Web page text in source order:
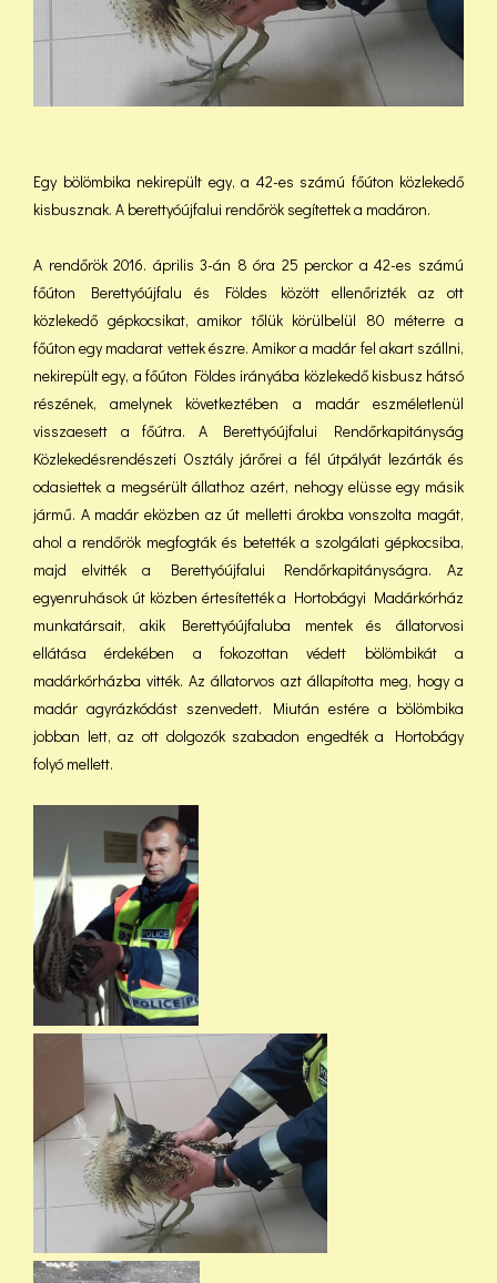
Egy bölömbika nekirepült egy, a 42-es számú főúton közlekedő
kisbusznak. A berettyóújfalui rendőrök segítettek a madáron.
A rendőrök 2016. április 3-án 8 óra 25 perckor a 42-es számú
főúton Berettyóújfalu és Földes között ellenőrizték az ott
közlekedő gépkocsikat, amikor tőlük körülbelül 80 méterre a
főúton egy madarat vettek észre. Amikor a madár fel akart szállni,
nekirepült egy, a főúton Földes irányába közlekedő kisbusz hátsó
részének, amelynek következtében a madár eszméletlenül
visszaesett a főútra. A Berettyóújfalui Rendőrkapitányság
Közlekedésrendészeti Osztály járőrei a fél útpályát lezárták és
odasiettek a megsérült állathoz azért, nehogy elüsse egy másik
jármű. A madár eközben az út melletti árokba vonszolta magát,
ahol a rendőrök megfogták és betették a szolgálati gépkocsiba,
majd elvitték a Berettyóújfalui Rendőrkapitányságra. Az
egyenruhások út közben értesítették a Hortobágyi Madárkórház
munkatársait, akik Berettyóújfaluba mentek és állatorvosi
ellátása érdekében a fokozottan védett bölömbikát a
madárkórházba vitték. Az állatorvos azt állapította meg, hogy a
madár agyrázkódást szenvedett. Miután estére a bölömbika
jobban lett, az ott dolgozók szabadon engedték a Hortobágy
folyó mellett.